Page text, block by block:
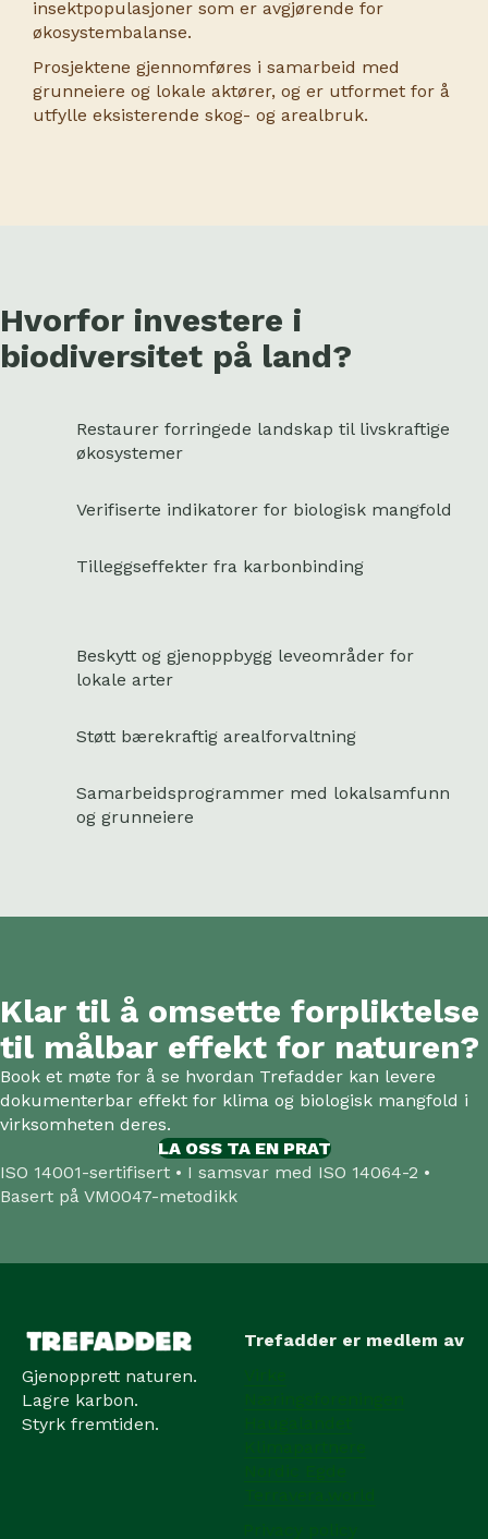
insektpopulasjoner som er avgjørende for
økosystembalanse.
Prosjektene gjennomføres i samarbeid med
grunneiere og lokale aktører, og er utformet for å
utfylle eksisterende skog- og arealbruk.
Hvorfor investere i
biodiversitet på land?
Restaurer forringede landskap til livskraftige
økosystemer
Verifiserte indikatorer for biologisk mangfold
Tilleggseffekter fra karbonbinding
Beskytt og gjenoppbygg leveområder for
lokale arter
Støtt bærekraftig arealforvaltning
Samarbeidsprogrammer med lokalsamfunn
og grunneiere
Klar til å omsette forpliktelse
til målbar effekt for naturen?
Book et møte for å se hvordan Trefadder kan levere
dokumenterbar effekt for klima og biologisk mangfold i
virksomheten deres.
LA OSS TA EN PRAT
ISO 14001-sertifisert • I samsvar med ISO 14064-2 •
Basert på VM0047-metodikk
Gjenopprett naturen.
Lagre karbon.
Styrk fremtiden.
Trefadder er medlem av